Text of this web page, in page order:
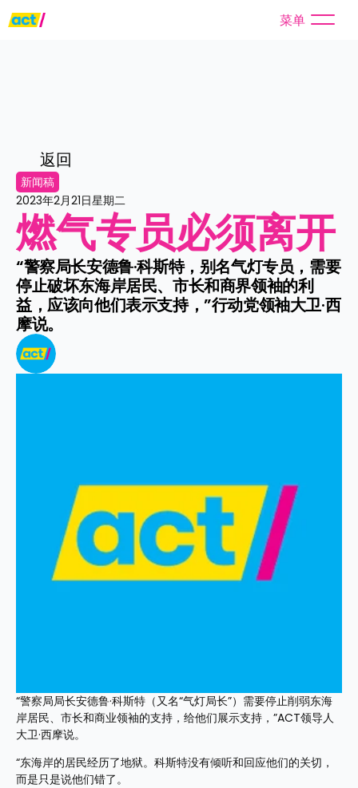
菜单
返回
新闻稿
2023年2月21日星期二
燃气专员必须离开
“警察局长安德鲁·科斯特，别名气灯专员，需要
停止破坏东海岸居民、市长和商界领袖的利
益，应该向他们表示支持，”行动党领袖大卫·西
摩说。
“警察局局长安德鲁·科斯特（又名“气灯局长”）需要停止削弱东海
岸居民、市长和商业领袖的支持，给他们展示支持，”ACT领导人
大卫·西摩说。
“东海岸的居民经历了地狱。科斯特没有倾听和回应他们的关切，
而是只是说他们错了。